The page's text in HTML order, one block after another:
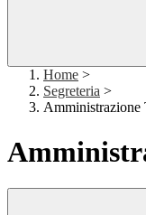
Home >
Segreteria >
Amministrazione